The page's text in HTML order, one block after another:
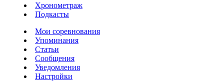
Хронометраж
Подкасты
Мои соревнования
Упоминания
Статьи
Сообщения
Уведомления
Настройки